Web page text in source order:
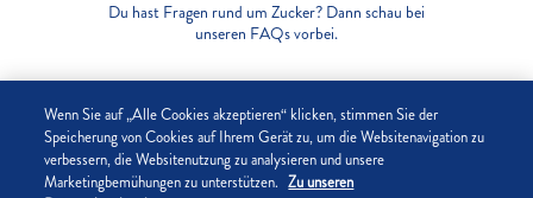
Du hast Fragen rund um Zucker? Dann schau bei
unseren FAQs vorbei.
UNTERNEHMEN
DATENSCHUTZ
Wenn Sie auf „Alle Cookies akzeptieren“ klicken, stimmen Sie der
Speicherung von Cookies auf Ihrem Gerät zu, um die Websitenavigation zu
verbessern, die Websitenutzung zu analysieren und unsere
Marketingbemühungen zu unterstützen. Zu unseren